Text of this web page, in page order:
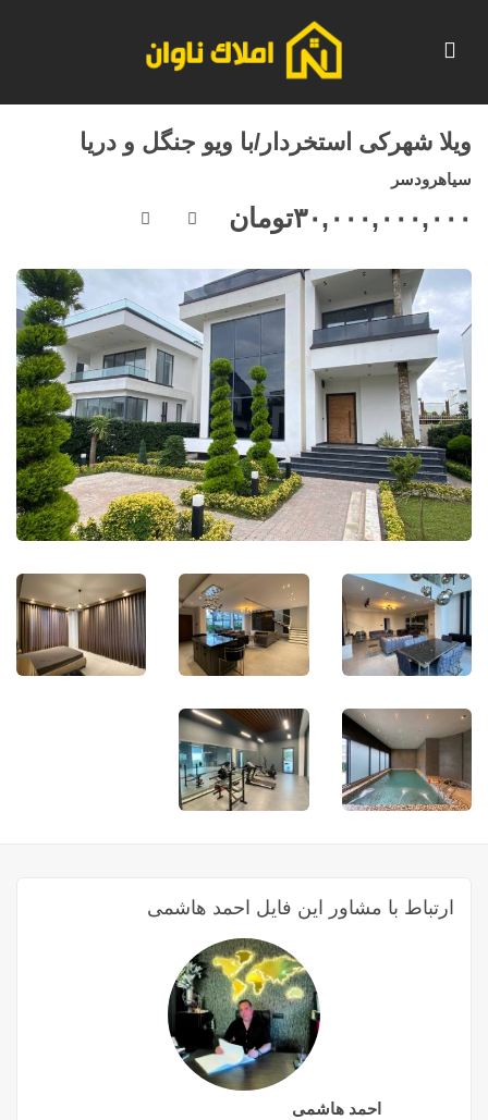
ویلا شهرکی استخردار/با ویو جنگل و دریا
سیاهرودسر
۳۰,۰۰۰,۰۰۰,۰۰۰تومان
ارتباط با مشاور این فایل احمد هاشمی
احمد هاشمی